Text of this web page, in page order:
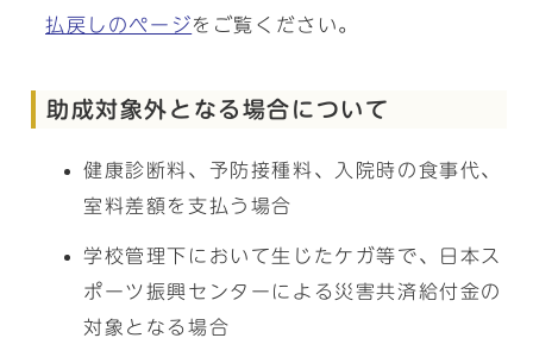
払戻しのページをご覧ください。
助成対象外となる場合について
健康診断料、予防接種料、入院時の食事代、
室料差額を支払う場合
学校管理下において生じたケガ等で、日本ス
ポーツ振興センターによる災害共済給付金の
対象となる場合